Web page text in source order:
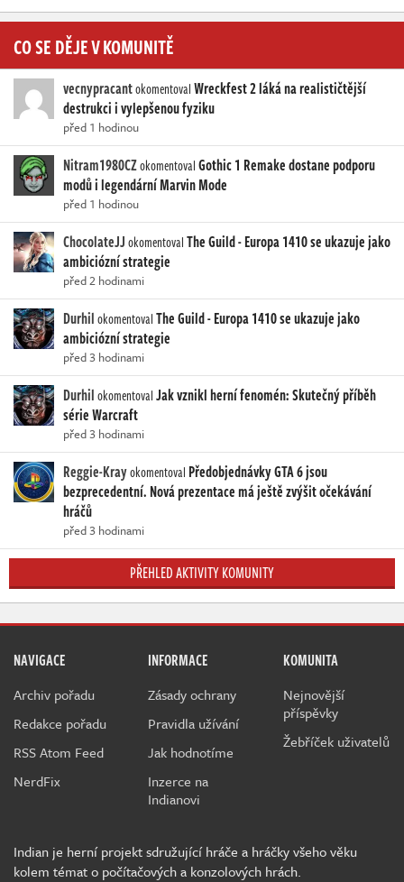
CO SE DĚJE V KOMUNITĚ
vecnypracantokomentovalWreckfest 2 láká na realističtější
destrukci i vylepšenou fyziku
před 1 hodinou
Nitram1980CZokomentovalGothic 1 Remake dostane podporu
modů i legendární Marvin Mode
před 1 hodinou
ChocolateJJokomentovalThe Guild - Europa 1410 se ukazuje jako
ambiciózní strategie
před 2 hodinami
DurhilokomentovalThe Guild - Europa 1410 se ukazuje jako
ambiciózní strategie
před 3 hodinami
DurhilokomentovalJak vznikl herní fenomén: Skutečný příběh
série Warcraft
před 3 hodinami
Reggie-Krayokomentoval Předobjednávky GTA 6 jsou
bezprecedentní. Nová prezentace má ještě zvýšit očekávání
hráčů
před 3 hodinami
PŘEHLED AKTIVITY KOMUNITY
NAVIGACE
Archiv pořadu
Redakce pořadu
RSS Atom Feed
NerdFix
INFORMACE
Zásady ochrany
Pravidla užívání
Jak hodnotíme
Inzerce na
Indianovi
KOMUNITA
Nejnovější
příspěvky
Žebříček uživatelů
Indian je herní projekt sdružující hráče a hráčky všeho věku
kolem témat o počítačových a konzolových hrách.